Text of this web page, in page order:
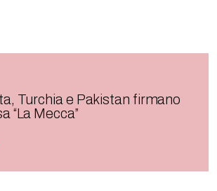
Turchia e Pakistan firmano
“La Mecca”